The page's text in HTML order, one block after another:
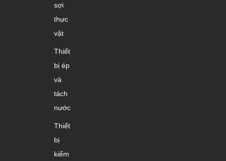
sợi
thực
vật
Thiết
bị ép
và
tách
nước
Thiết
bị
kiểm